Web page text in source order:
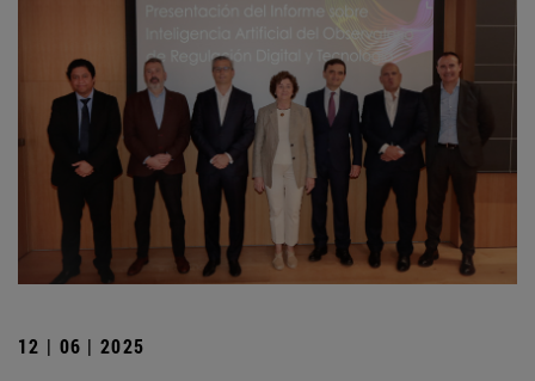
12 | 06 | 2025